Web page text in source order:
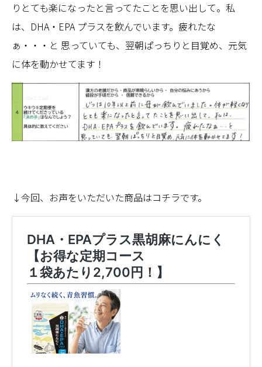
りとても楽になったと言ってたことを思い出して。私
は、DHA・EPA プラスを飲んでいます。疲れたな
ぁ・・・と 思っていても、翌朝ぱっちりと目覚め、元気
に体を動かせてます！
↓今回、お声をいただいた商品はコチラです。